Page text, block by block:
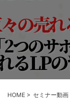
HOME > セミナー動画